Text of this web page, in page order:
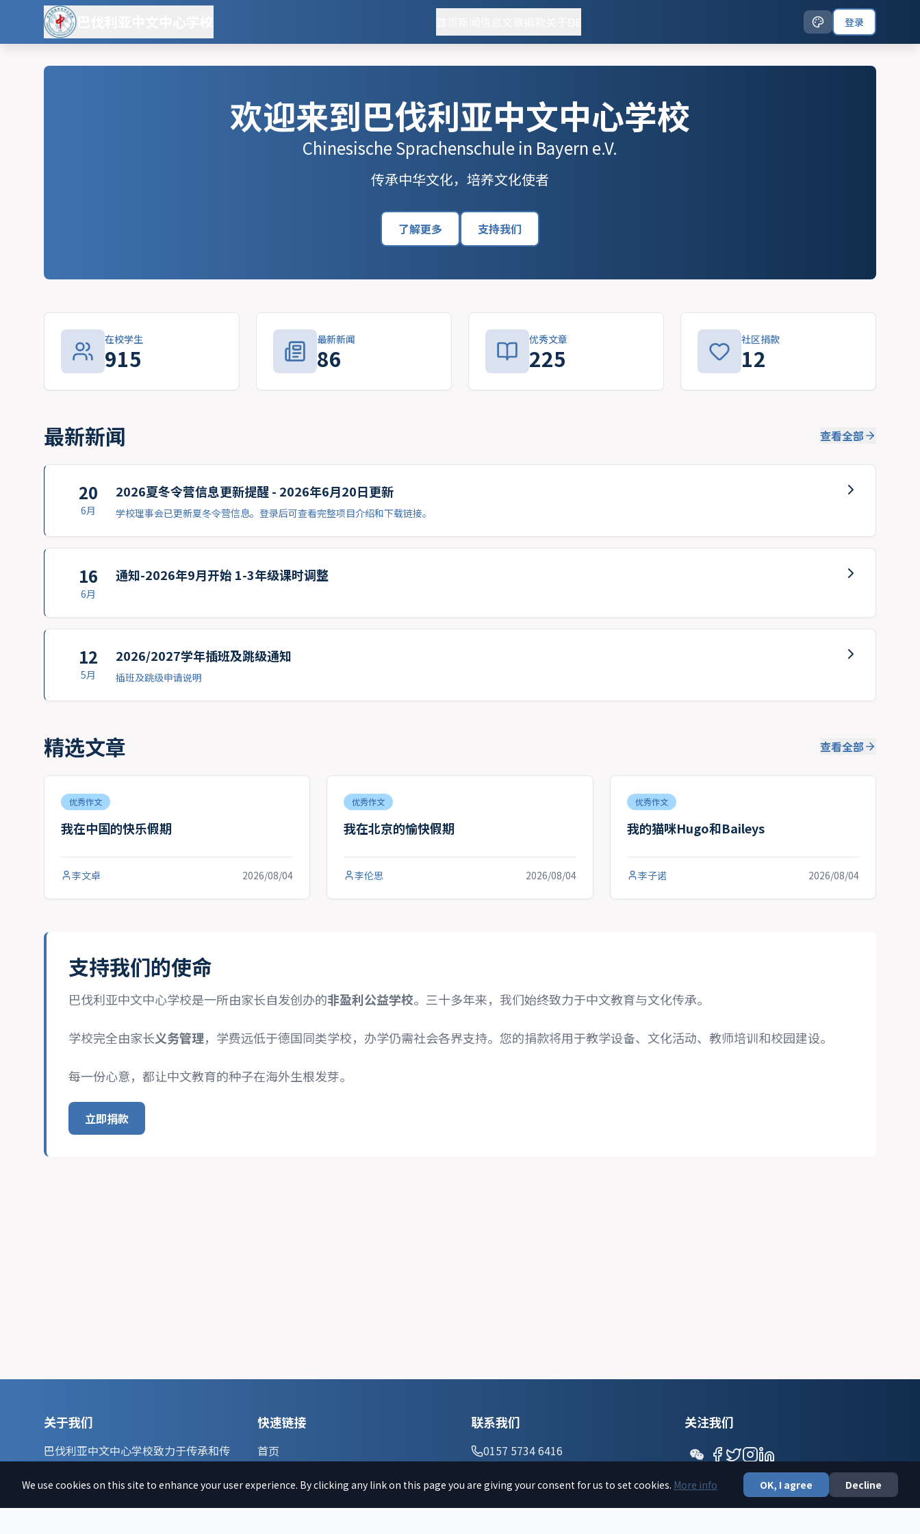
登录
欢迎来到巴伐利亚中文中心学校
Chinesische Sprachenschule in Bayern e.V.
传承中华文化，培养文化使者
了解更多 支持我们
在校学生
915
最新新闻
86
优秀文章
225
社区捐款
12
最新新闻 查看全部
20
6月
2026夏冬令营信息更新提醒 - 2026年6月20日更新
学校理事会已更新夏冬令营信息。登录后可查看完整项目介绍和下载链接。
16
6月
通知-2026年9月开始 1-3年级课时调整
12
5月
2026/2027学年插班及跳级通知
插班及跳级申请说明
精选文章 查看全部
优秀作文
我在中国的快乐假期
李文卓 2026/08/04
优秀作文
我在北京的愉快假期
李伦思 2026/08/04
优秀作文
我的猫咪Hugo和Baileys
李子诺 2026/08/04
支持我们的使命
巴伐利亚中文中心学校是一所由家长自发创办的非盈利公益学校。三十多年来，我们始终致力于中文教育与文化传承。
学校完全由家长义务管理，学费远低于德国同类学校，办学仍需社会各界支持。您的捐款将用于教学设备、文化活动、教师培训和校园建设。
每一份心意，都让中文教育的种子在海外生根发芽。
立即捐款
We use cookies on this site to enhance your user experience. By clicking any link on this page you are giving your consent for us to set cookies. More info OK, I agree Decline
关于我们
巴伐利亚中文中心学校致力于传承和传
播中华文化，培养新一代的文化传承
人。
了解更多 →
快速链接
首页
新闻
联系我们
0157 5734 6416
info@csb-muenchen.de
Lindwurmstr. 90
关注我们